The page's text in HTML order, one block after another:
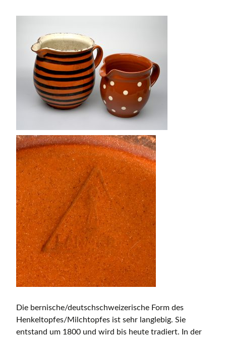
Die bernische/deutschschweizerische Form des
Henkeltopfes/Milchtopfes ist sehr langlebig. Sie
entstand um 1800 und wird bis heute tradiert. In der